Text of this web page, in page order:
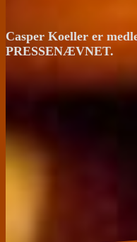
Casper Koeller er
PRESSENÆVNET.